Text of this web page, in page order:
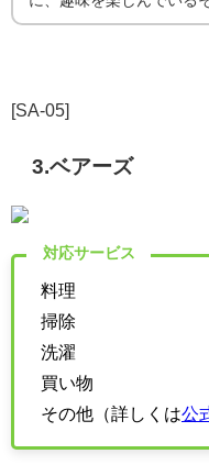
[SA-05]
3.ベアーズ
対応サービス
料理
掃除
洗濯
買い物
その他（詳しくは公